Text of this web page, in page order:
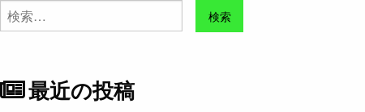
検
索:
最近の投稿